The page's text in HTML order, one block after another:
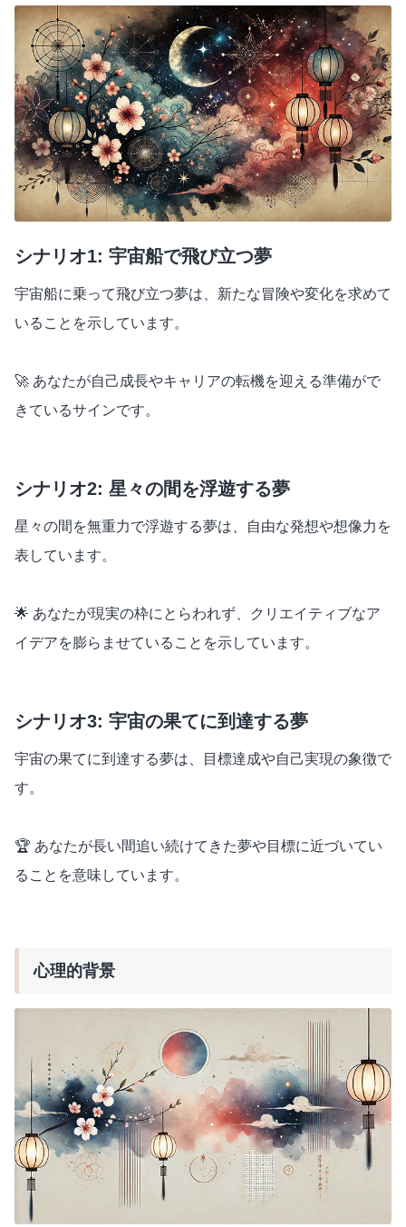
シナリオ1: 宇宙船で飛び立つ夢
宇宙船に乗って飛び立つ夢は、新たな冒険や変化を求めて
いることを示しています。
🚀 あなたが自己成長やキャリアの転機を迎える準備がで
きているサインです。
シナリオ2: 星々の間を浮遊する夢
星々の間を無重力で浮遊する夢は、自由な発想や想像力を
表しています。
🌟 あなたが現実の枠にとらわれず、クリエイティブなア
イデアを膨らませていることを示しています。
シナリオ3: 宇宙の果てに到達する夢
宇宙の果てに到達する夢は、目標達成や自己実現の象徴で
す。
🏆 あなたが長い間追い続けてきた夢や目標に近づいてい
ることを意味しています。
心理的背景